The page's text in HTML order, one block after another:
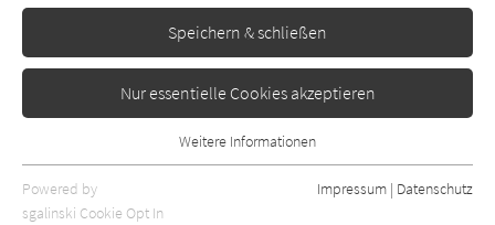
cbj
Speichern & schließen
Nur essentielle Cookies akzeptieren
Essentielle Cookies werden für grundlegende Funktionen der
Webseite benötigt. Dadurch ist gewährleistet, dass die Webseite
Weitere Informationen
Powered by
sgalinski Cookie Opt In
Impressum | Datenschutz